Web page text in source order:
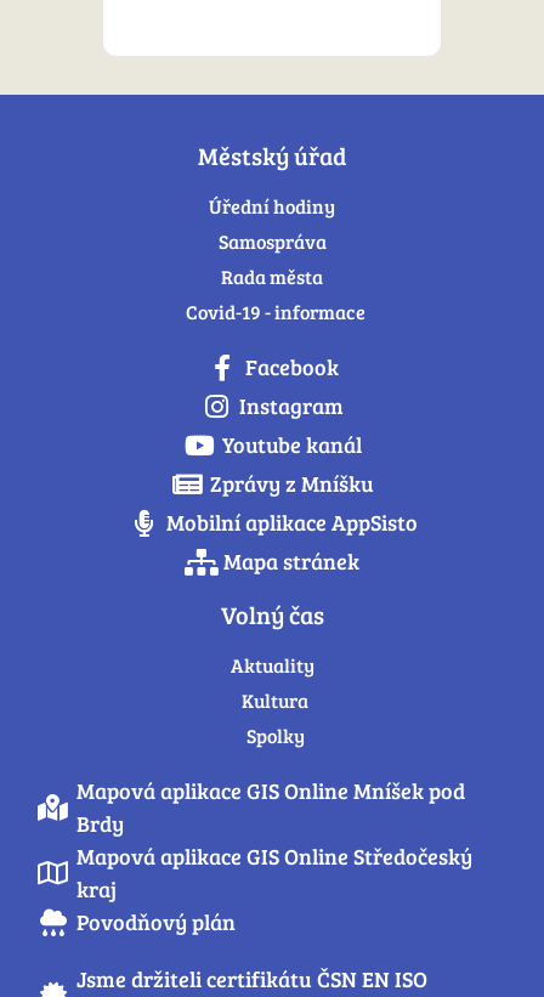
Městský úřad
Úřední hodiny
Samospráva
Rada města
Covid-19 - informace
Facebook
Instagram
Youtube kanál
Zprávy z Mníšku
Mobilní aplikace AppSisto
Mapa stránek
Volný čas
Aktuality
Kultura
Spolky
Mapová aplikace GIS Online Mníšek pod
Brdy
Mapová aplikace GIS Online Středočeský
kraj
Povodňový plán
Jsme držiteli certifikátu ČSN EN ISO